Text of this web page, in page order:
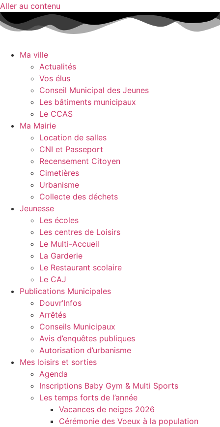
Aller au contenu
Ma ville
Actualités
Vos élus
Conseil Municipal des Jeunes
Les bâtiments municipaux
Le CCAS
Ma Mairie
Location de salles
CNI et Passeport
Recensement Citoyen
Cimetières
Urbanisme
Collecte des déchets
Jeunesse
Les écoles
Les centres de Loisirs
Le Multi-Accueil
La Garderie
Le Restaurant scolaire
Le CAJ
Publications Municipales
Douvr’Infos
Arrêtés
Conseils Municipaux
Avis d’enquêtes publiques
Autorisation d’urbanisme
Mes loisirs et sorties
Agenda
Inscriptions Baby Gym & Multi Sports
Les temps forts de l’année
Vacances de neiges 2026
Cérémonie des Voeux à la population